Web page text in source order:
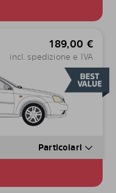
189,00 €
incl. spedizione e IVA
Particolari